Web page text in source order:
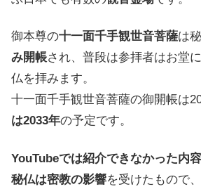
御本尊の十一面千手観世音菩薩は
み開帳され、普段は参拝者はお堂
仏を拝みます。
十一面千手観世音菩薩の御開帳は
は2033年の予定です。
YouTubeでは紹介できなかった内容
秘仏は密教の影響を受けたもので